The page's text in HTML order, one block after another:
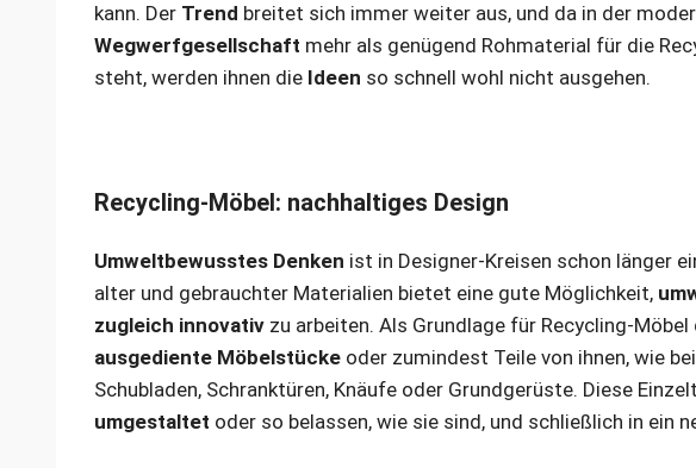
kann. Der Trend breitet sich immer weiter aus, und da in der
Wegwerfgesellschaft mehr als genügend Rohmaterial für die
steht, werden ihnen die Ideen so schnell wohl nicht ausgehen.
Recycling-Möbel: nachhaltiges Design
Umweltbewusstes Denken ist in Designer-Kreisen schon länger
alter und gebrauchter Materialien bietet eine gute Möglichkeit,
zugleich innovativ zu arbeiten. Als Grundlage für Recycling-
ausgediente Möbelstücke oder zumindest Teile von ihnen, wie
Schubladen, Schranktüren, Knäufe oder Grundgerüste. Diese
umgestaltet oder so belassen, wie sie sind, und schließlich in ein